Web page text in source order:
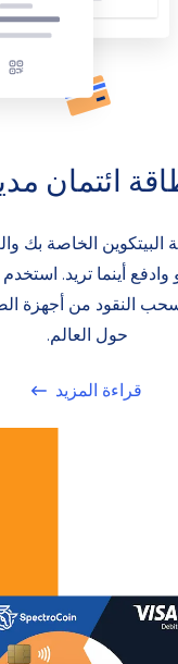
ائتمان
الخاصة بك
وادفع أينما تريد.
النقود من أجهزة
حول العالم.
قراءة المزيد